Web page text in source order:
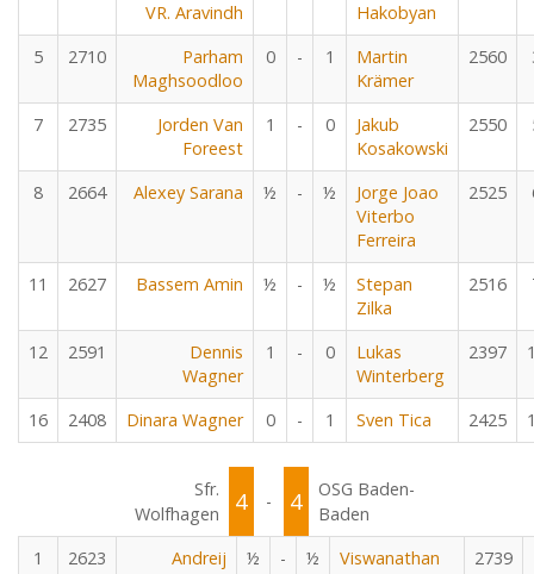
VR. Aravindh
Hakobyan
5 2710
Parham
Maghsoodloo
0 - 1
Martin
Krämer
2560
7 2735
Jorden Van
Foreest
1 - 0
Jakub
Kosakowski
2550
8 2664 Alexey Sarana ½ - ½
Jorge Joao
Viterbo
Ferreira
2525
11 2627 Bassem Amin ½ - ½
Stepan
Zilka
2516
12 2591
Dennis
Wagner
1 - 0
Lukas
Winterberg
2397
16 2408 Dinara Wagner 0 - 1 Sven Tica 2425
Sfr.
Wolfhagen
4 - 4
OSG Baden-
Baden
1
2623
Andreij
½ - ½
Viswanathan
2739